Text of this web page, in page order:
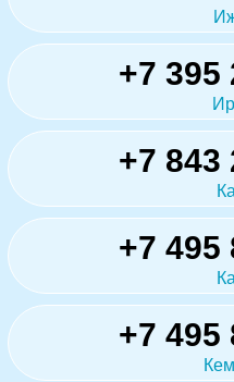
+7 395
+7 843
+7 495
+7 495